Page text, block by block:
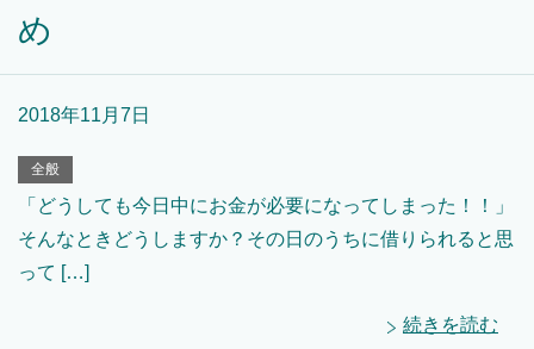
め
2018年11月7日
全般
「どうしても今日中にお金が必要になってしまった！！」
そんなときどうしますか？その日のうちに借りられると思
って […]
続きを読む